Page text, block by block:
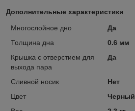
Дополнительные характеристики
Многослойное дно
Да
Толщина дна
0.6 мм
Крышка с отверстием для
выхода пара
Да
Сливной носик
Нет
Цвет
Черный